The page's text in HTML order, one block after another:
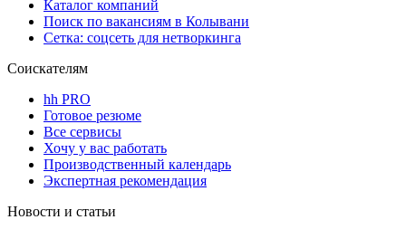
Каталог компаний
Поиск по вакансиям в Колывани
Сетка: соцсеть для нетворкинга
Соискателям
hh PRO
Готовое резюме
Все сервисы
Хочу у вас работать
Производственный календарь
Экспертная рекомендация
Новости и статьи